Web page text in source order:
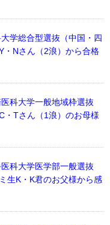
学総合型選抜（中国・四
・Nさん（2浪）から合格
科大学一般地域枠選抜
・Tさん（1浪）のお母様
科大学医学部一般選抜
生K・K君のお父様から感